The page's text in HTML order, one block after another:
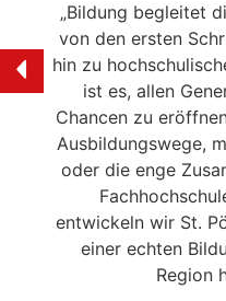
„Bildung begleitet
von den ersten
hin zu
ist es, allen
Chancen zu
Ausbildungswege,
oder die enge
entwickeln wir St.
einer echten
Region